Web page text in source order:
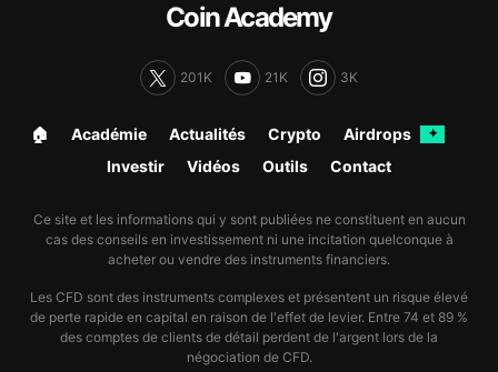
Coin Academy
201K 21K 3K
🏠︎ Académie Actualités Crypto Airdrops ✦
Investir Vidéos Outils Contact
Ce site et les informations qui y sont publiées ne constituent en aucun
cas des conseils en investissement ni une incitation quelconque à
acheter ou vendre des instruments financiers.
Les CFD sont des instruments complexes et présentent un risque élevé
de perte rapide en capital en raison de l'effet de levier. Entre 74 et 89 %
des comptes de clients de détail perdent de l'argent lors de la
négociation de CFD.